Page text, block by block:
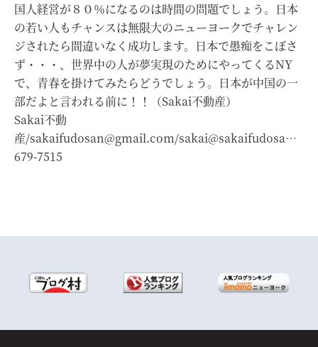
国人経営が８０％になるのは時間の問題でしょう。日本
の若い人もチャンスは無限大のニューヨークでチャレン
ジされたら間違いなく成功します。日本で愚痴をこぼさ
ず・・・、世界中の人が夢実現のためにやってくるNY
で、青春を掛けてみたらどうでしょう。日本が中国の一
部だよと言われる前に！！（Sakai不動産）
Sakai不動
産/sakaifudosan@gmail.com/
679-7515